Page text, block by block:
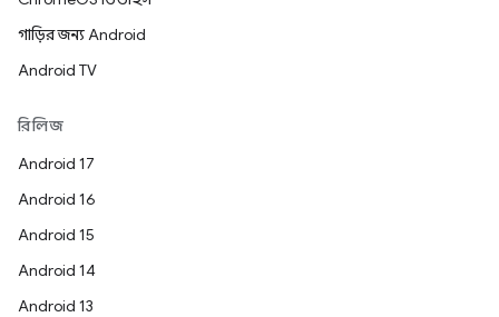
গাড়ির জন্য Android
Android TV
রিলিজ
Android 17
Android 16
Android 15
Android 14
Android 13